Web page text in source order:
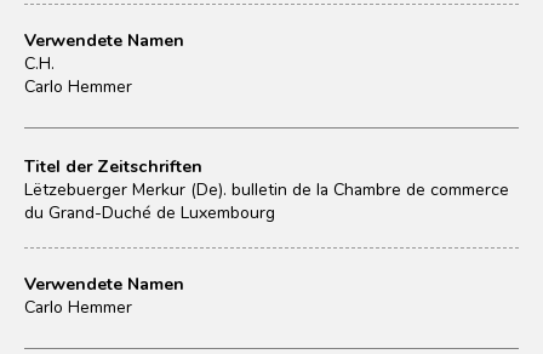
Verwendete Namen
C.H.
Carlo Hemmer
Titel der Zeitschriften
Lëtzebuerger Merkur (De). bulletin de la Chambre de commerce
du Grand-Duché de Luxembourg
Verwendete Namen
Carlo Hemmer